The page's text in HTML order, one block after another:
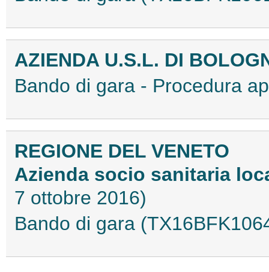
AZIENDA U.S.L. DI
Bando di gara - Procedura
REGIONE DEL VENETO
Azienda socio sanitaria
7 ottobre 2016)
Bando di gara